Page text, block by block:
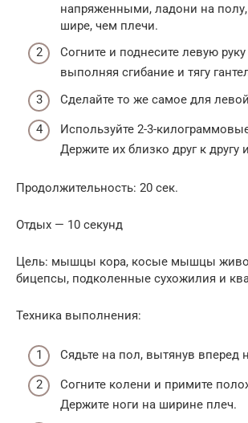
напряженными, ладони на
шире, чем плечи.
Согните и поднесите левую руку
выполняя сгибание и тягу
Сделайте то же самое для
Используйте 2-3-
Держите их близко друг к другу
Продолжительность: 20 сек.
Отдых — 10 секунд
Цель: мышцы кора, косые мышцы
бицепсы, подколенные сухожилия и
Техника выполнения:
Сядьте на пол, вытянув вперед
Согните колени и примите
Держите ноги на ширине плеч.